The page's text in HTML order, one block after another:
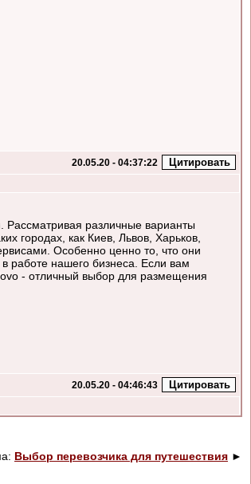
20.05.20 - 04:37:22
Рассматривая различные варианты
городах, как Киев, Львов, Харьков,
Особенно ценно то, что они
работе нашего бизнеса. Если вам
- отличный выбор для размещения
20.05.20 - 04:46:43
Выбор перевозчика для путешествия ►